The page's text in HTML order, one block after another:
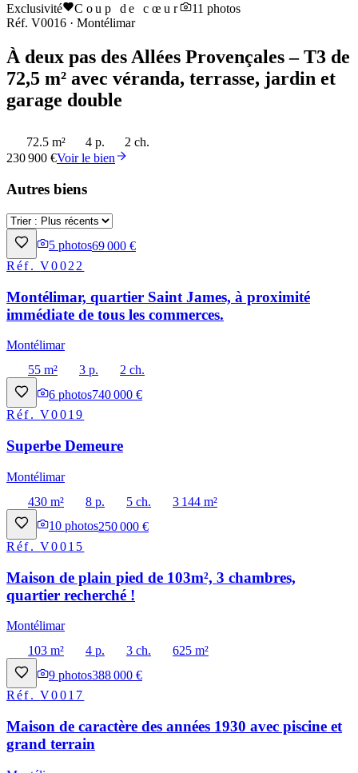
Exclusivité Coup de cœur 11 photos
Réf. V0016 · Montélimar
À deux pas des Allées Provençales – T3 de
72,5 m² avec véranda, terrasse, jardin et
garage double
72.5 m² 4 p.
2 ch.
230 900 €Voir le bien
Autres biens
5 photos69 000 €
Réf.V0022
Montélimar, quartier Saint James, à proximité
immédiate de tous les commerces.
Montélimar
55 m²
3 p.
2 ch.
6 photos740 000 €
Réf.V0019
Superbe Demeure
Montélimar
430 m²
8 p. 5 ch.
3 144 m²
10 photos250 000 €
Réf.V0015
Maison de plain pied de 103m², 3 chambres,
quartier recherché !
Montélimar
103 m²
4 p. 3 ch.
625 m²
9 photos388 000 €
Réf.V0017
Maison de caractère des années 1930 avec piscine et
grand terrain